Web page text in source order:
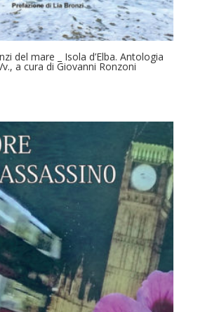
del mare _ Isola d’Elba. Antologia
a cura di Giovanni Ronzoni